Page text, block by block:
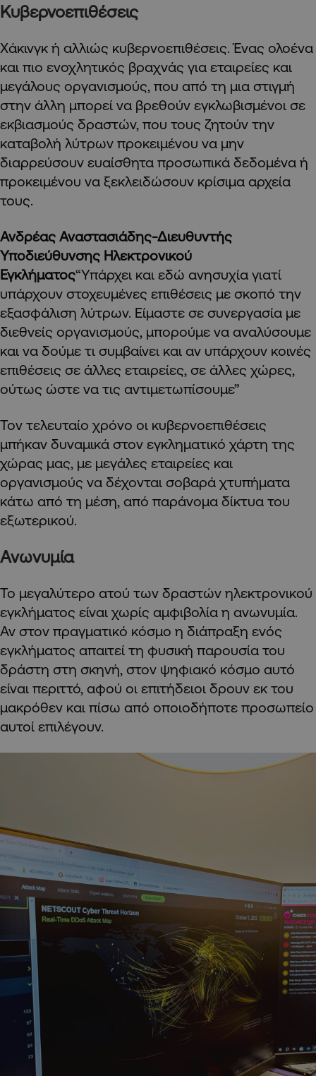
Κυβερνοεπιθέσεις
Χάκινγκ ή αλλιώς κυβερνοεπιθέσεις. Ένας ολοένα
και πιο ενοχλητικός βραχνάς για εταιρείες και
μεγάλους οργανισμούς, που από τη μια στιγμή
στην άλλη μπορεί να βρεθούν εγκλωβισμένοι σε
εκβιασμούς δραστών, που τους ζητούν την
καταβολή λύτρων προκειμένου να μην
διαρρεύσουν ευαίσθητα προσωπικά δεδομένα ή
προκειμένου να ξεκλειδώσουν κρίσιμα αρχεία
τους.
Ανδρέας Αναστασιάδης-Διευθυντής
Υποδιεύθυνσης Ηλεκτρονικού
Εγκλήματος“Υπάρχει και εδώ ανησυχία γιατί
υπάρχουν στοχευμένες επιθέσεις με σκοπό την
εξασφάλιση λύτρων. Είμαστε σε συνεργασία με
διεθνείς οργανισμούς, μπορούμε να αναλύσουμε
και να δούμε τι συμβαίνει και αν υπάρχουν κοινές
επιθέσεις σε άλλες εταιρείες, σε άλλες χώρες,
ούτως ώστε να τις αντιμετωπίσουμε”
Τον τελευταίο χρόνο οι κυβερνοεπιθέσεις
μπήκαν δυναμικά στον εγκληματικό χάρτη της
χώρας μας, με μεγάλες εταιρείες και
οργανισμούς να δέχονται σοβαρά χτυπήματα
κάτω από τη μέση, από παράνομα δίκτυα του
εξωτερικού.
Ανωνυμία
Το μεγαλύτερο ατού των δραστών ηλεκτρονικού
εγκλήματος είναι χωρίς αμφιβολία η ανωνυμία.
Αν στον πραγματικό κόσμο η διάπραξη ενός
εγκλήματος απαιτεί τη φυσική παρουσία του
δράστη στη σκηνή, στον ψηφιακό κόσμο αυτό
είναι περιττό, αφού οι επιτήδειοι δρουν εκ του
μακρόθεν και πίσω από οποιοδήποτε προσωπείο
αυτοί επιλέγουν.